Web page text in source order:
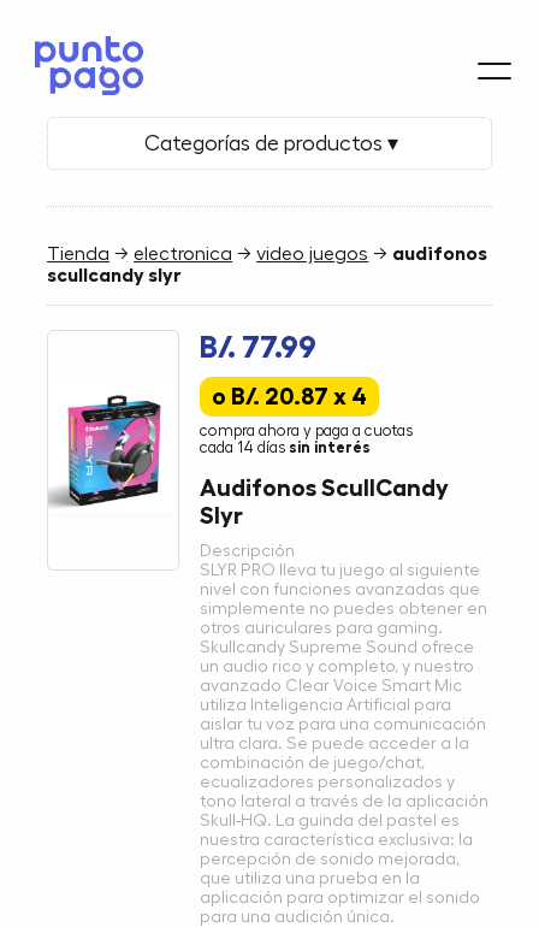
Categorías de productos ▾
Tienda →electronica →video juegos → audifonos
scullcandy slyr
B/. 77.99
o B/. 20.87 x 4
compra ahora y paga a cuotas
cada 14 días sin interés
Audifonos ScullCandy
Slyr
Descripción
SLYR PRO lleva tu juego al siguiente
nivel con funciones avanzadas que
simplemente no puedes obtener en
otros auriculares para gaming.
Skullcandy Supreme Sound ofrece
un audio rico y completo, y nuestro
avanzado Clear Voice Smart Mic
utiliza Inteligencia Artificial para
aislar tu voz para una comunicación
ultra clara. Se puede acceder a la
combinación de juego/chat,
ecualizadores personalizados y
tono lateral a través de la aplicación
Skull-HQ. La guinda del pastel es
nuestra característica exclusiva: la
percepción de sonido mejorada,
que utiliza una prueba en la
aplicación para optimizar el sonido
para una audición única.